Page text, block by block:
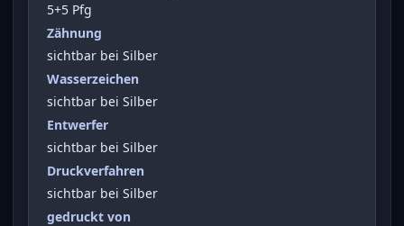
5+5 Pfg
Zähnung
sichtbar bei Silber
Wasserzeichen
sichtbar bei Silber
Entwerfer
sichtbar bei Silber
Druckverfahren
sichtbar bei Silber
gedruckt von